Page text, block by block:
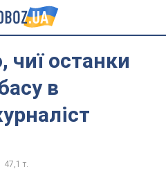
чиї останки
в
47,1 т.